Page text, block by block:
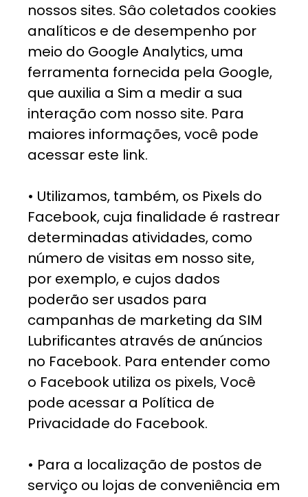
nossos sites. Sâo coletados cookies
analíticos e de desempenho por
meio do Google Analytics, uma
ferramenta fornecida pela Google,
que auxilia a Sim a medir a sua
interação com nosso site. Para
maiores informações, você pode
acessar este link.
• Utilizamos, também, os Pixels do
Facebook, cuja finalidade é rastrear
determinadas atividades, como
número de visitas em nosso site,
por exemplo, e cujos dados
poderão ser usados para
campanhas de marketing da SIM
Lubrificantes através de anúncios
no Facebook. Para entender como
o Facebook utiliza os pixels, Você
pode acessar a Política de
Privacidade do Facebook.
• Para a localização de postos de
serviço ou lojas de conveniência em